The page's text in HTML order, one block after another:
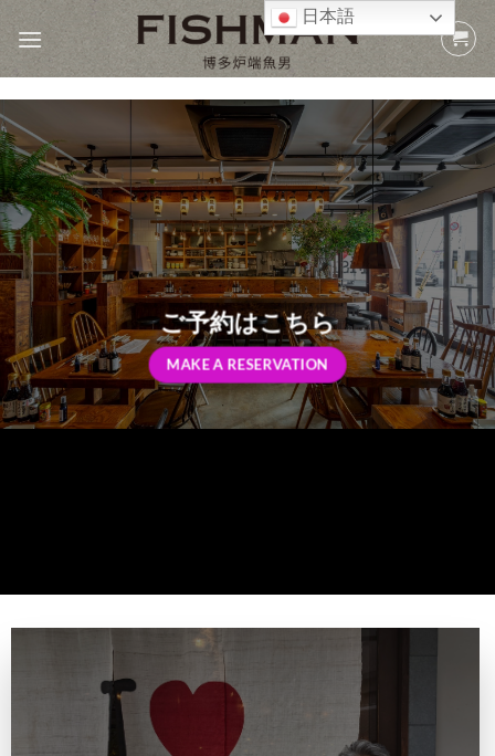
ご予約はこちら
MAKE A RESERVATION
日本語